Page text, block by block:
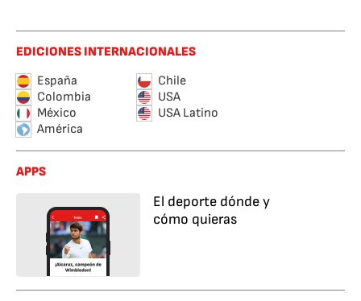
EDICIONES INTERNACIONALES
España
Chile
Colombia
USA
México
USA Latino
América
APPS
El deporte dónde y
cómo quieras